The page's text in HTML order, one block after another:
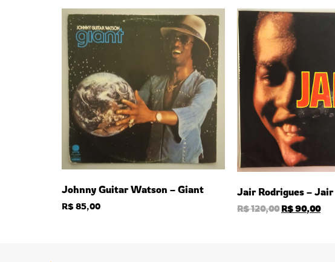
Johnny Guitar Watson – Giant
R$85,00
Jair Rodrigues – Jair
R$120,00R$90,00